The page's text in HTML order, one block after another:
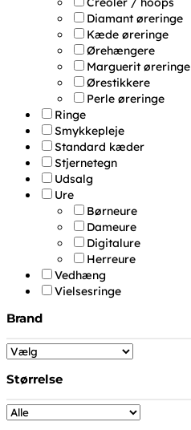
Diamant øreringe
Kæde øreringe
Ørehængere
Marguerit øreringe
Ørestikkere
Perle øreringe
Ringe
Smykkepleje
Standard kæder
Stjernetegn
Udsalg
Ure
Børneure
Dameure
Digitalure
Herreure
Vedhæng
Vielsesringe
Brand
Størrelse